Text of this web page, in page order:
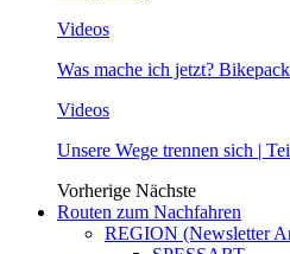
Videos
Was mache ich jetzt?
Videos
Unsere Wege trennen sich |
Vorherige Nächste
Routen zum Nachfahren
REGION (Newsletter